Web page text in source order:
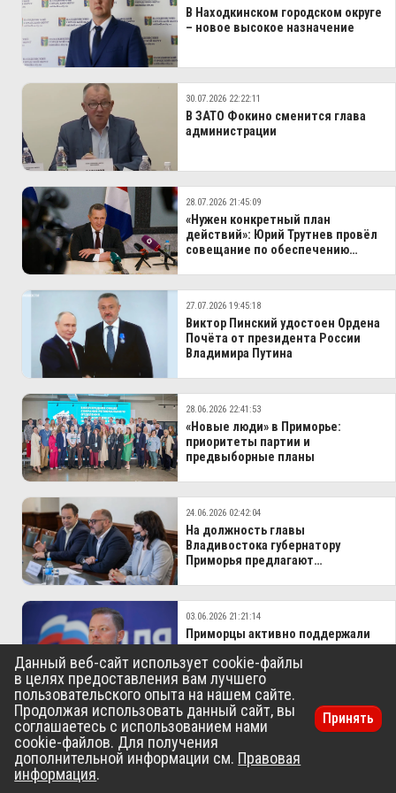
В Находкинском городском округе
– новое высокое назначение
30.07.2026 22:22:11
В ЗАТО Фокино сменится глава
администрации
28.07.2026 21:45:09
«Нужен конкретный план
действий»: Юрий Трутнев провёл
совещание по обеспечению
27.07.2026 19:45:18
Виктор Пинский удостоен Ордена
Почёта от президента России
Владимира Путина
28.06.2026 22:41:53
«Новые люди» в Приморье:
приоритеты партии и
предвыборные планы
24.06.2026 02:42:04
На должность главы
Владивостока губернатору
Приморья предлагают
03.06.2026 21:21:14
Приморцы активно поддержали
кандидатов на предварительном
голосовании «Единой России»
ВСЕ НОВОСТИ РАЗДЕЛА ПОЛИТИКА
Данный веб-сайт использует cookie-файлы
в целях предоставления вам лучшего
пользовательского опыта на нашем сайте.
Продолжая использовать данный сайт, вы
соглашаетесь с использованием нами
cookie-файлов. Для получения
дополнительной информации см. Правовая
информация.
Принять